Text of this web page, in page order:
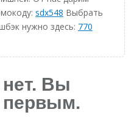
sdx548 Выбрать
нужно здесь: 770
Вы
первым.